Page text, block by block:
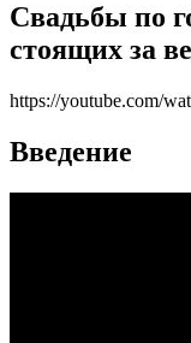
Свадьбы по
стоящих за
https://youtube.com/
Введение